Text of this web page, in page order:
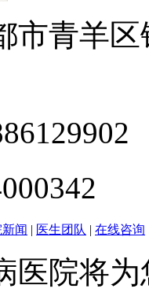
市青羊
闻 | 医生团队 | 在线咨询
医院将